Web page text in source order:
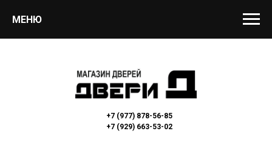
МЕНЮ
+7 (977) 878-56-85
+7 (929) 663-53-02